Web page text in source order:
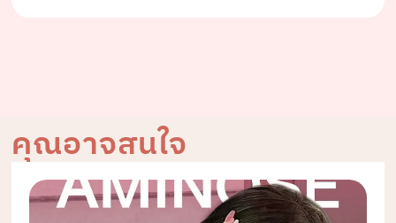
คุณอาจสนใจ